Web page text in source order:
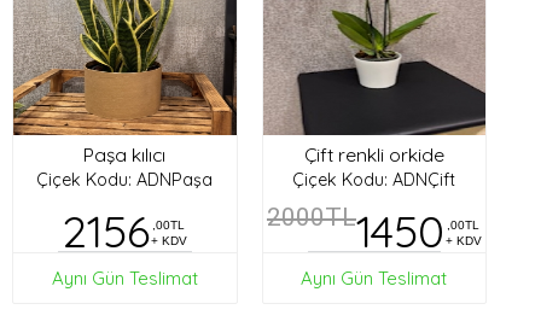
Paşa kılıcı
Çiçek Kodu: ADNPaşa
2156 ,00TL
+ KDV
Aynı Gün Teslimat
Çift renkli orkide
Çiçek Kodu: ADNÇift
2000TL1450
,00TL
+ KDV
Aynı Gün Teslimat